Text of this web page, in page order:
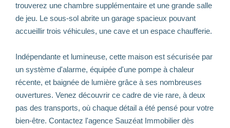
trouverez une chambre supplémentaire et une grande salle
de jeu. Le sous-sol abrite un garage spacieux pouvant
accueillir trois véhicules, une cave et un espace chaufferie.
Indépendante et lumineuse, cette maison est sécurisée par
un système d'alarme, équipée d'une pompe à chaleur
récente, et baignée de lumière grâce à ses nombreuses
ouvertures. Venez découvrir ce cadre de vie rare, à deux
pas des transports, où chaque détail a été pensé pour votre
bien-être. Contactez l'agence Sauzéat Immobilier dès